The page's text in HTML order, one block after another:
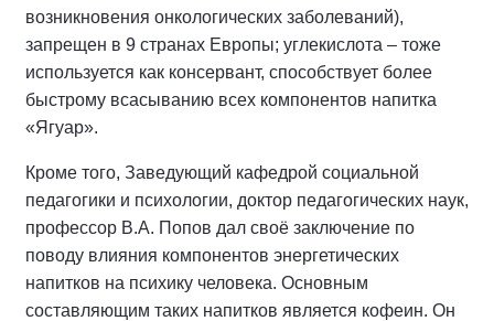
возникновения онкологических заболеваний),
запрещен в 9 странах Европы; углекислота – тоже
используется как консервант, способствует более
быстрому всасыванию всех компонентов напитка
«Ягуар».
Кроме того, Заведующий кафедрой социальной
педагогики и психологии, доктор педагогических наук,
профессор В.А. Попов дал своё заключение по
поводу влияния компонентов энергетических
напитков на психику человека. Основным
составляющим таких напитков является кофеин. Он